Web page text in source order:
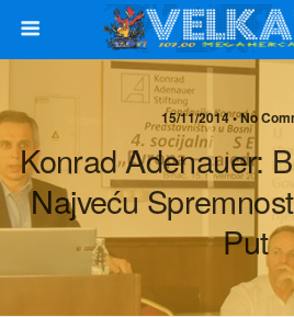
15/11/2014 • No
Konrad Adenauer:
Najveću
Put